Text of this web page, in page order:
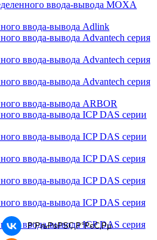
ввода-вывода MOXA
ввода-вывода Adlink
ввода-вывода Advantech серия
ввода-вывода Advantech серия
ввода-вывода Advantech серия
ввода-вывода ARBOR
ввода-вывода ICP DAS серии
ввода-вывода ICP DAS серии
ввода-вывода ICP DAS серия
ввода-вывода ICP DAS серия
ввода-вывода ICP DAS серия
ввода-вывода ICP DAS серия
Р’РљРѕРЅС‚Р°РєС‚Рµ